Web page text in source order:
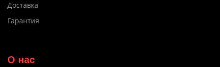
Доставка
Гарантия
О нас